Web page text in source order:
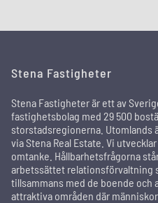
Stena Fastigheter
Stena Fastigheter är ett av
fastighetsbolag med 29 500
storstadsregionerna. Utomlands
via Stena Real Estate. Vi
omtanke. Hållbarhetsfrågorna
arbetssättet relationsförvaltning
tillsammans med de boende
attraktiva områden där